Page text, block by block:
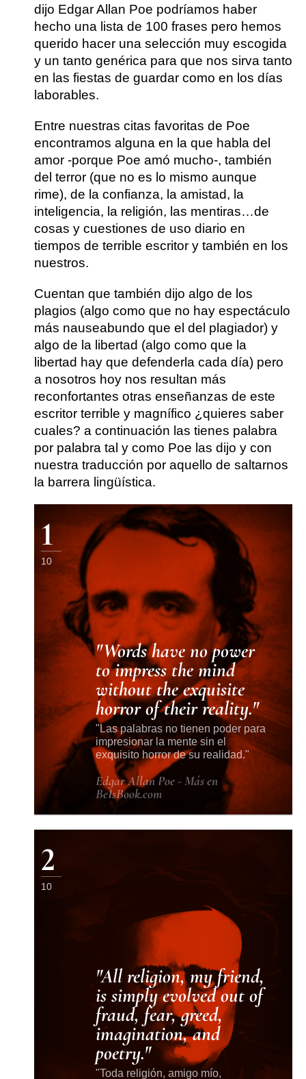
dijo Edgar Allan Poe podríamos haber
hecho una lista de 100 frases pero hemos
querido hacer una selección muy escogida
y un tanto genérica para que nos sirva tanto
en las fiestas de guardar como en los días
laborables.
Entre nuestras citas favoritas de Poe
encontramos alguna en la que habla del
amor -porque Poe amó mucho-, también
del terror (que no es lo mismo aunque
rime), de la confianza, la amistad, la
inteligencia, la religión, las mentiras…de
cosas y cuestiones de uso diario en
tiempos de terrible escritor y también en los
nuestros.
Cuentan que también dijo algo de los
plagios (algo como que no hay espectáculo
más nauseabundo que el del plagiador) y
algo de la libertad (algo como que la
libertad hay que defenderla cada día) pero
a nosotros hoy nos resultan más
reconfortantes otras enseñanzas de este
escritor terrible y magnífico ¿quieres saber
cuales? a continuación las tienes palabra
por palabra tal y como Poe las dijo y con
nuestra traducción por aquello de saltarnos
la barrera lingüística.
1
10
Words have no power
to impress the mind
without the exquisite
horror of their reality.
Las palabras no tienen poder para
impresionar la mente sin el
exquisito horror de su realidad.
Edgar Allan Poe - Más en
BeIsBook.com
2
10
All religion, my friend,
is simply evolved out of
fraud, fear, greed,
imagination, and
poetry.
Toda religión, amigo mío,